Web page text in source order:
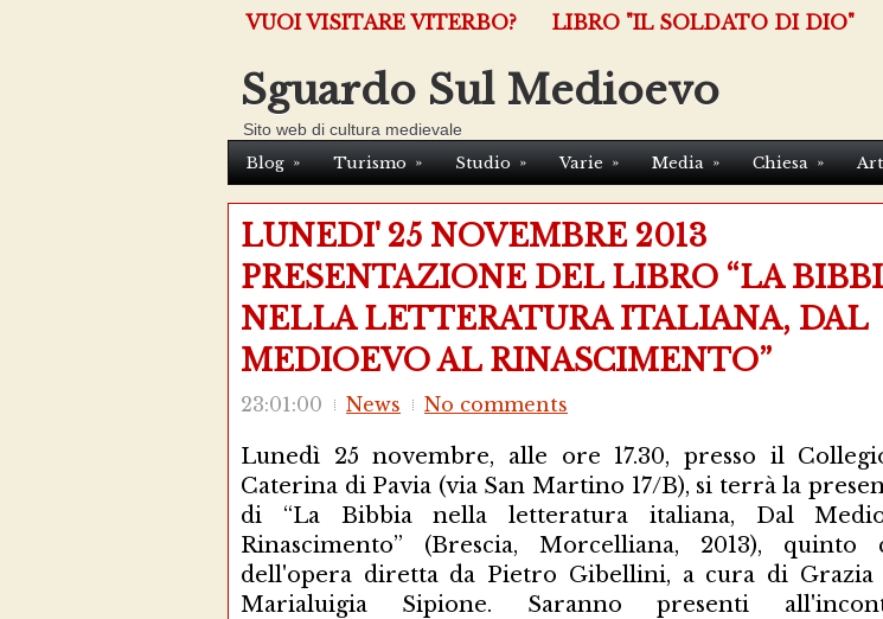
VUOI VISITARE VITERBO? LIBRO "IL SOLDATO DI DIO"
Sguardo Sul Medioevo
Sito web di cultura medievale
Blog » Turismo » Studio » Varie » Media » Chiesa »
LUNEDI' 25 NOVEMBRE 2013
PRESENTAZIONE DEL LIBRO “LA
NELLA LETTERATURA ITALIANA, DAL
MEDIOEVO AL RINASCIMENTO”
23:01:00 News No comments
Lunedì 25 novembre, alle ore 17.30, presso il
Caterina di Pavia (via San Martino 17/B), si terrà la
di “La Bibbia nella letteratura italiana, Dal
Rinascimento” (Brescia, Morcelliana, 2013), quinto
dell'opera diretta da Pietro Gibellini, a cura di
Marialuigia Sipione. Saranno presenti